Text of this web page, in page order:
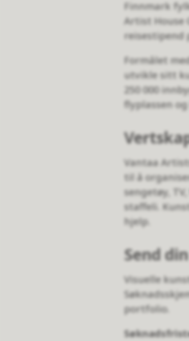
Finnmark
Artist House
reisestipend
Formålet
utvikle sitt
250 000
flyplassen
Vantaa
til å
sengetøy,
staffeli.
hjelp.
Send
Visuelle
portfolio.